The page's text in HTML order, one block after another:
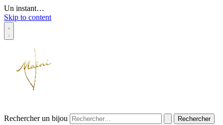
Un instant…
Skip to content
Rechercher un bijou Rechercher